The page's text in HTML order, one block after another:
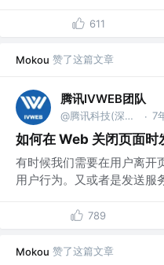
611
Mokou 赞了这篇文章
腾讯IVWEB团队
@腾讯科技(深圳)有限公司 · 7
如何在 Web 关闭页面
有时候我们需要在用户离开
用户行为。又或者是发送服
789
Mokou 赞了这篇文章